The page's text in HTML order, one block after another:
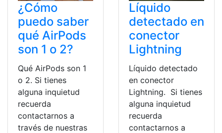
¿Cómo
puedo saber
qué AirPods
son 1 o 2?
Qué AirPods son 1
o 2. Si tienes
alguna inquietud
recuerda
contactarnos a
través de nuestras
Líquido
detectado en
conector
Lightning
Líquido detectado
en conector
Lightning. Si tienes
alguna inquietud
recuerda
contactarnos a